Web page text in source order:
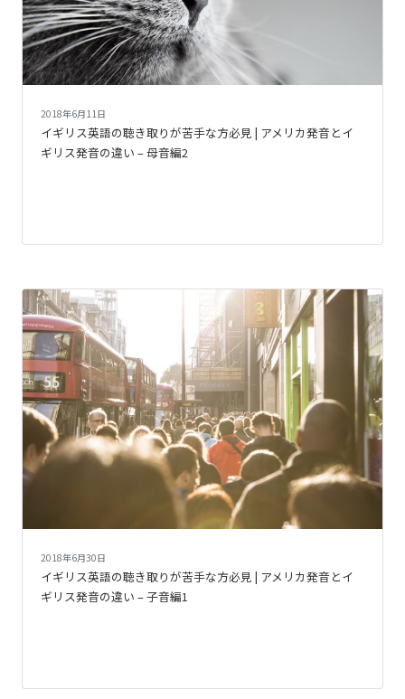
2018年6月11日
イギリス英語の聴き取りが苦手な方必見 | アメリカ発音とイ
ギリス発音の違い – 母音編2
2018年6月30日
イギリス英語の聴き取りが苦手な方必見 | アメリカ発音とイ
ギリス発音の違い – 子音編1